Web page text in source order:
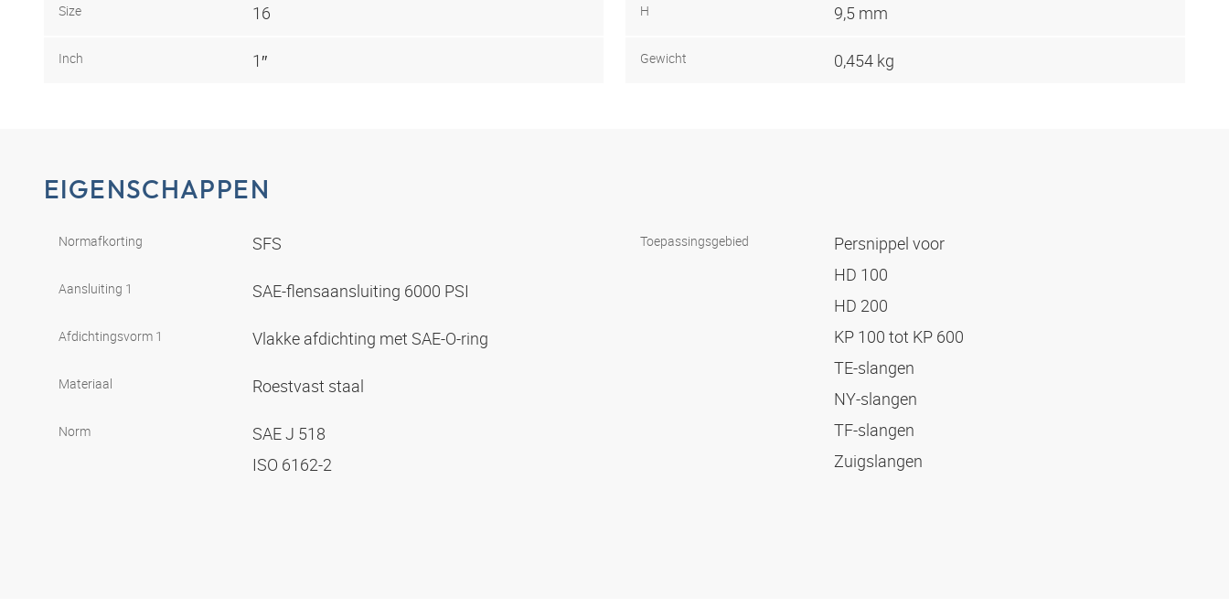
Size 16
Inch 1″
H 9,5 mm
Gewicht 0,454 kg
EIGENSCHAPPEN
Normafkorting SFS
Aansluiting 1 SAE-flensaansluiting 6000 PSI
Afdichtingsvorm 1 Vlakke afdichting met SAE-O-ring
Materiaal Roestvast staal
Norm
SAE J 518
ISO 6162-2
Toepassingsgebied
Persnippel voor
HD 100
HD 200
KP 100 tot KP 600
TE-slangen
NY-slangen
TF-slangen
Zuigslangen